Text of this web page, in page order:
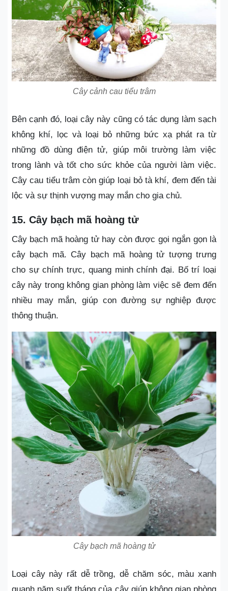
Cây cảnh cau tiểu trâm
Bên cạnh đó, loại cây này cũng có tác dụng làm sạch
không khí, lọc và loại bỏ những bức xạ phát ra từ
những đồ dùng điện tử, giúp môi trường làm việc
trong lành và tốt cho sức khỏe của người làm việc.
Cây cau tiểu trâm còn giúp loại bỏ tà khí, đem đến tài
lộc và sự thịnh vượng may mắn cho gia chủ.
15. Cây bạch mã hoàng tử
Cây bạch mã hoàng tử hay còn được gọi ngắn gọn là
cây bạch mã. Cây bạch mã hoàng tử tượng trưng
cho sự chính trực, quang minh chính đại. Bố trí loại
cây này trong không gian phòng làm việc sẽ đem đến
nhiều may mắn, giúp con đường sự nghiệp được
thông thuận.
Cây bạch mã hoàng tử
Loại cây này rất dễ trồng, dễ chăm sóc, màu xanh
quanh năm suốt tháng của cây giúp không gian phòng